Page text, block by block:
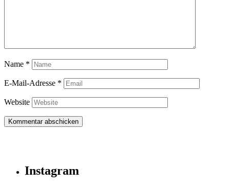
Name *
E-Mail-Adresse *
Website
Instagram